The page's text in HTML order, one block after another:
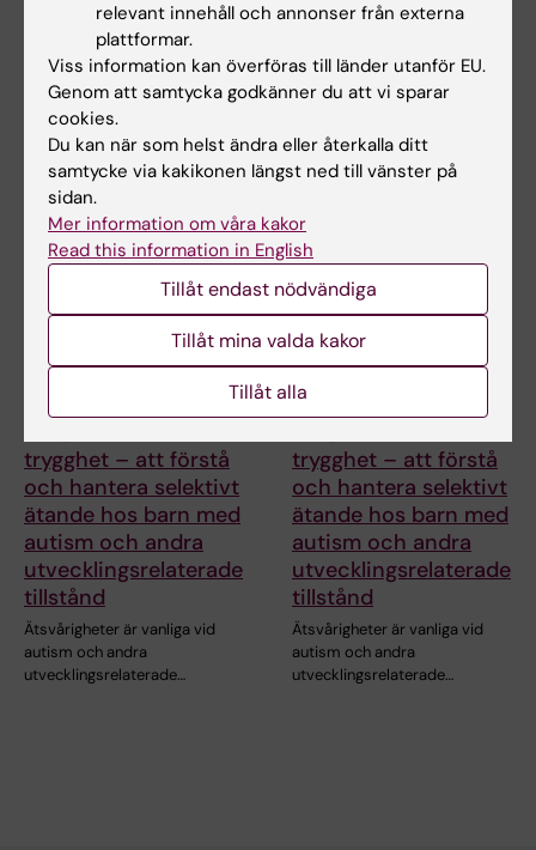
Dela
Relaterade events
15 sep 2026
trygghet – att förstå
och hantera selektivt
ätande hos barn med
autism och andra
utvecklingsrelaterade
tillstånd
Ätsvårigheter är vanliga vid
autism och andra
utvecklingsrelaterade…
15 sep 2026
trygghet – att förstå
och hantera selektivt
ätande hos barn med
autism och andra
utvecklingsrelaterade
tillstånd
Ätsvårigheter är vanliga vid
autism och andra
utvecklingsrelaterade…
relevant innehåll och annonser från externa
plattformar.
Viss information kan överföras till länder utanför EU.
Genom att samtycka godkänner du att vi sparar
cookies.
Du kan när som helst ändra eller återkalla ditt
samtycke via kakikonen längst ned till vänster på
sidan.
Mer information om våra kakor
Read this information in English
Tillåt endast nödvändiga
Tillåt mina valda kakor
Tillåt alla